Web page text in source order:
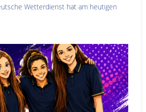
Wetterdienst hat am heutigen